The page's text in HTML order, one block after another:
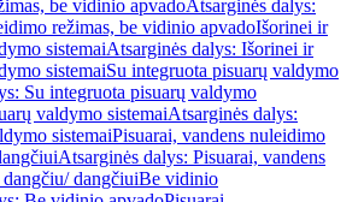
be vidinio apvadoAtsarginės dalys:
režimas, be vidinio apvadoIšorinei ir
sistemaiAtsarginės dalys: Išorinei ir
sistemaiSu integruota pisuarų valdymo
Su integruota pisuarų valdymo
valdymo sistemaiAtsarginės dalys:
sistemaiPisuarai, vandens nuleidimo
Atsarginės dalys: Pisuarai, vandens
dangčiuiBe vidinio